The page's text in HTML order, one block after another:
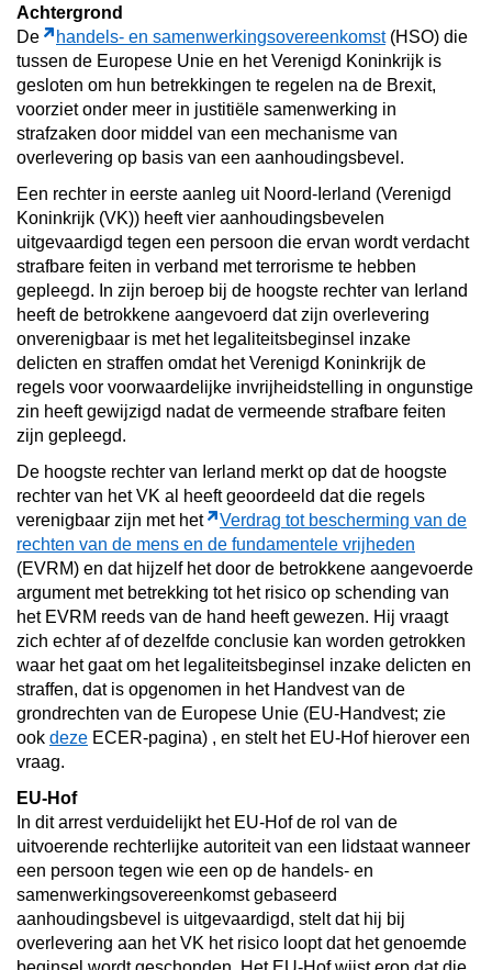
Achtergrond
De
handels- en samenwerkingsovereenkomst(HSO) die
tussen de Europese Unie en het Verenigd Koninkrijk is
gesloten om hun betrekkingen te regelen na de Brexit,
voorziet onder meer in justitiële samenwerking in
strafzaken door middel van een mechanisme van
overlevering op basis van een aanhoudingsbevel.
Een rechter in eerste aanleg uit Noord-Ierland (Verenigd
Koninkrijk (VK)) heeft vier aanhoudingsbevelen
uitgevaardigd tegen een persoon die ervan wordt verdacht
strafbare feiten in verband met terrorisme te hebben
gepleegd. In zijn beroep bij de hoogste rechter van Ierland
heeft de betrokkene aangevoerd dat zijn overlevering
onverenigbaar is met het legaliteitsbeginsel inzake
delicten en straffen omdat het Verenigd Koninkrijk de
regels voor voorwaardelijke invrijheidstelling in ongunstige
zin heeft gewijzigd nadat de vermeende strafbare feiten
zijn gepleegd.
De hoogste rechter van Ierland merkt op dat de hoogste
rechter van het VK al heeft geoordeeld dat die regels
verenigbaar zijn met het
Verdrag tot bescherming van de
rechten van de mens en de fundamentele vrijheden
(EVRM) en dat hijzelf het door de betrokkene aangevoerde
argument met betrekking tot het risico op schending van
het EVRM reeds van de hand heeft gewezen. Hij vraagt
zich echter af of dezelfde conclusie kan worden getrokken
waar het gaat om het legaliteitsbeginsel inzake delicten en
straffen, dat is opgenomen in het Handvest van de
grondrechten van de Europese Unie (EU-Handvest; zie
ook deze ECER-pagina) , en stelt het EU-Hof hierover een
vraag.
EU-Hof
In dit arrest verduidelijkt het EU-Hof de rol van de
uitvoerende rechterlijke autoriteit van een lidstaat wanneer
een persoon tegen wie een op de handels- en
samenwerkingsovereenkomst gebaseerd
aanhoudingsbevel is uitgevaardigd, stelt dat hij bij
overlevering aan het VK het risico loopt dat het genoemde